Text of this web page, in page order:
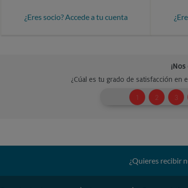
¿Eres socio? Accede a tu cuenta
¿Quieres recibir